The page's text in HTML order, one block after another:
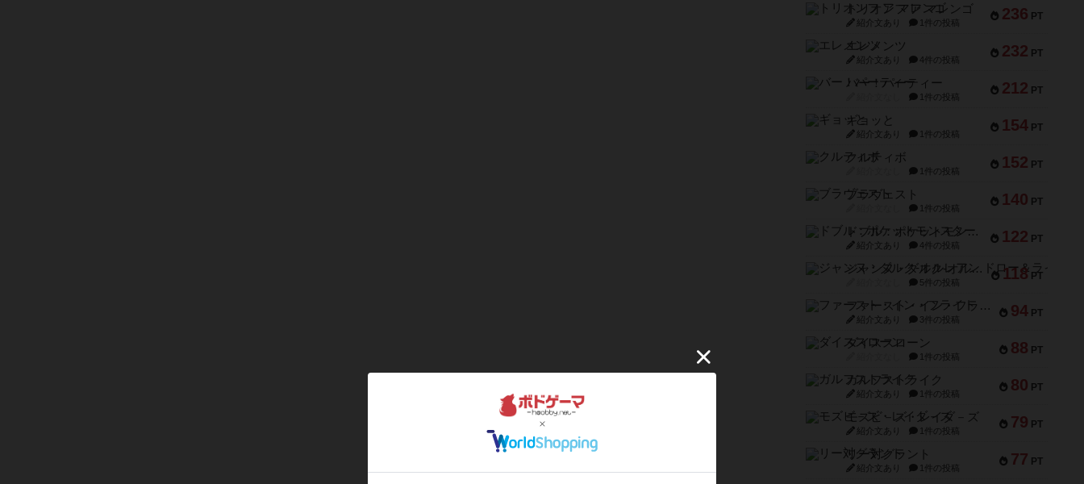
236 PT
トリオンフ ア マレンゴ
紹介文あり 1件の投稿
232 PT
エレメンツ
紹介文あり 4件の投稿
212 PT
バー！パーティー
1件の投稿
154 PT
ギョッと
紹介文あり 1件の投稿
152 PT
クルティボ
1件の投稿
140 PT
ブラヴェスト
1件の投稿
122 PT
ドブル：ポケットモンスター
紹介文あり 4件の投稿
118 PT
ジャンヌ・ダルク-オルレアン ドロー＆ライト
5件の投稿
94 PT
ファースト・イン・フライト
紹介文あり 3件の投稿
88 PT
ダイススローン
1件の投稿
80 PT
ガルフストライク
紹介文あり 1件の投稿
79 PT
モズビ－ズ・レイダ－ズ
紹介文あり 1件の投稿
77 PT
リー対グラント
紹介文あり 1件の投稿